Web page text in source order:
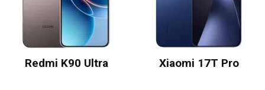
Redmi K90 Ultra Xiaomi 17T Pro